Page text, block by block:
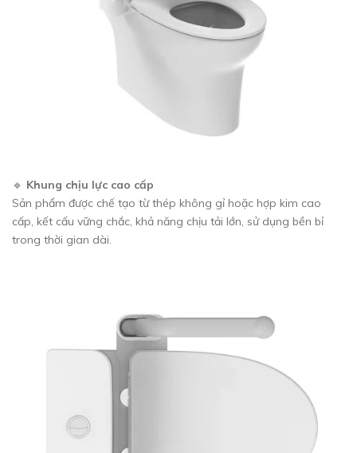
🔹 Khung chịu lực cao cấp
Sản phẩm được chế tạo từ thép không gỉ hoặc hợp kim cao
cấp, kết cấu vững chắc, khả năng chịu tải lớn, sử dụng bền bỉ
trong thời gian dài.